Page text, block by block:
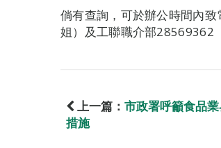
倘有查詢，可於辦公時間內
姐）及工聯職介部28569362
上一篇： 市政署呼籲食品
措施